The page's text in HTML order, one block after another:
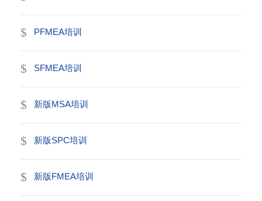
PFMEA培训
SFMEA培训
新版MSA培训
新版SPC培训
新版FMEA培训